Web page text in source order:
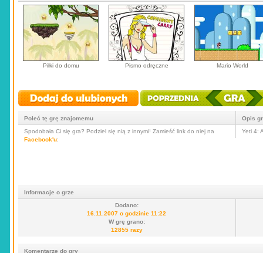
Piłki do domu Pismo odręczne Mario World
Poleć tę grę znajomemu
Spodobała Ci się gra? Podziel się nią z innymi! Zamieść link do niej na
Facebook'u:
Opis
Yeti 4:
Informacje o grze
Dodano:
16.11.2007 o godzinie 11:22
W grę grano:
12855 razy
Komentarze do gry